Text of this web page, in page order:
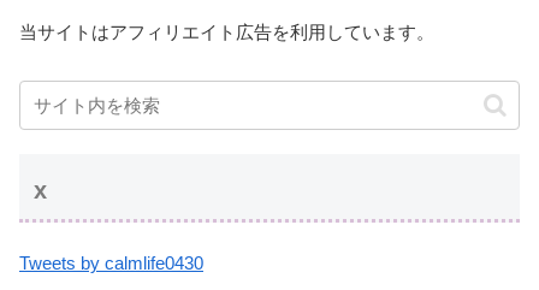
当サイトはアフィリエイト広告を利用しています。
x
Tweets by calmlife0430